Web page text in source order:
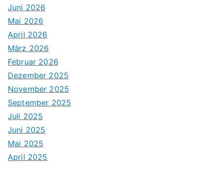
Juni 2026
Mai 2026
April 2026
März 2026
Februar 2026
Dezember 2025
November 2025
September 2025
Juli 2025
Juni 2025
Mai 2025
April 2025